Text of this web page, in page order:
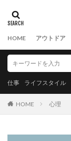
HOME アウトドア
仕事 ライフスタイル
HOME 心理